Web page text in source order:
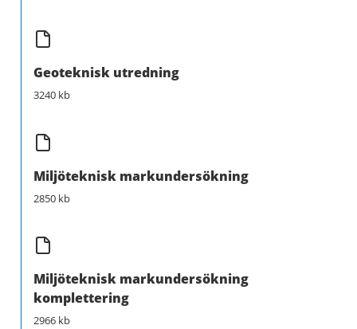
Geoteknisk utredning
3240 kb
Miljöteknisk markundersökning
2850 kb
Miljöteknisk markundersökning
komplettering
2966 kb